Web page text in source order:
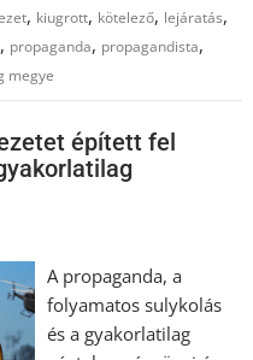
, kiugrott, kötelező, lejáratás,
, propaganda, propagandista,
megye
épített fel
A propaganda, a
folyamatos sulykolás
és a gyakorlatilag